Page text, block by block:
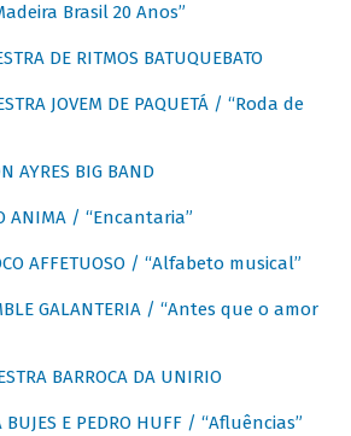
Brasil 20 Anos”
DE RITMOS BATUQUEBATO
JOVEM DE PAQUETÁ / “Roda de
AYRES BIG BAND
ANIMA / “Encantaria”
AFFETUOSO / “Alfabeto musical”
GALANTERIA / “Antes que o amor
BARROCA DA UNIRIO
BUJES E PEDRO HUFF / “Afluências”